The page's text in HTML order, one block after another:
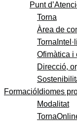
Punt
Formació
Torna
Àrea de
Torna
Ofimàtica i
Direcció,
Idiomes
Modalitat
Torna